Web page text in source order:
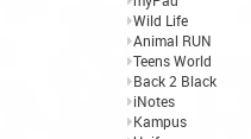
Wild Life
Animal RUN
Teens World
Back 2 Black
iNotes
Kampus